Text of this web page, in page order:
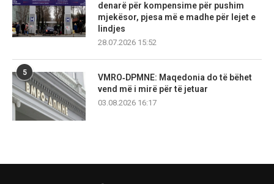
denarë për kompensime për pushim
mjekësor, pjesa më e madhe për lejet e
lindjes
28.07.2026 15:52
5
VMRO‑DPMNE: Maqedonia do të bëhet
vend më i mirë për të jetuar
03.08.2026 16:17